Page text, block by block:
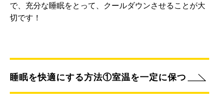
で、充分な睡眠をとって、クールダウンさせることが大
切です！
睡眠を快適にする方法①室温を一定に保つ